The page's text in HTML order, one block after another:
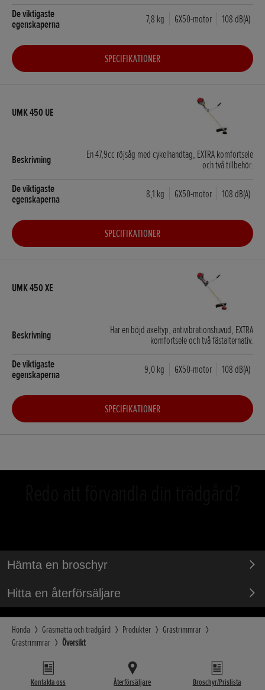
7,8 kg GX50-motor 108 dB(A)
SPECIFIKATIONER
En 47,9cc röjsåg med cykelhandtag, EXTRA komfortsele
och två tillbehör.
8,1 kg GX50-motor 108 dB(A)
SPECIFIKATIONER
Har en böjd axeltyp, antivibrationshuvud, EXTRA
komfortsele och två fästalternativ.
9,0 kg GX50-motor 108 dB(A)
SPECIFIKATIONER
Hämta en broschyr
Hitta en återförsäljare
Honda Gräsmatta och trädgård Produkter
Grästrimmrar
Grästrimmrar
Översikt
Kontakta oss Återförsäljare Broschyr/Prislista